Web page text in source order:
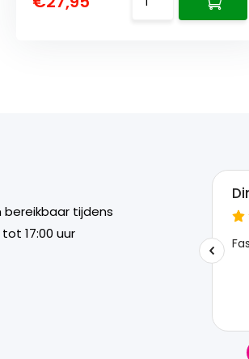
bereikbaar tijdens
17:00 uur